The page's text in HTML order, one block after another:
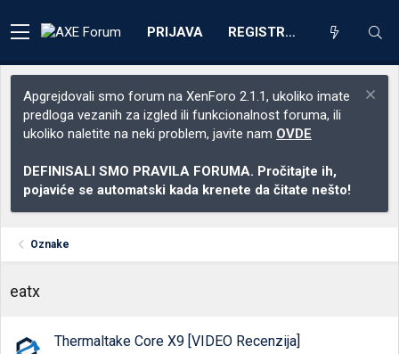
PRIJAVA REGISTRACIJA
Apgrejdovali smo forum na XenForo 2.1.1, ukoliko imate
predloga vezanih za izgled ili funkcionalnost foruma, ili
ukoliko naletite na neki problem, javite nam OVDE
DEFINISALI SMO PRAVILA FORUMA. Pročitajte ih,
pojaviće se automatski kada krenete da čitate nešto!
Oznake
eatx
Thermaltake Core X9 [VIDEO Recenzija]